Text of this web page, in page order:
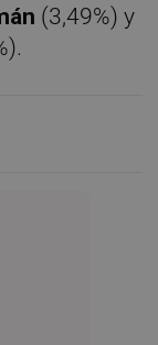
(3,49%) y